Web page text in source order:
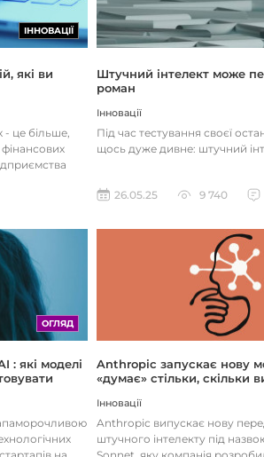
ІННОВАЦІЇ
які ви
- це більше,
Штучний інтелект може
роман
Інновації
Під час тестування своєї
щось дуже дивне: штучний
26.05.25 9 740
ОГЛЯД
: які моделі
Anthropic запускає нову
«думає» стільки, скільки
Інновації
Anthropic випускає нову
штучного інтелекту під